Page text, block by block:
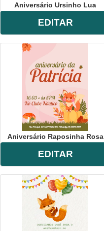
Aniversário Ursinho Lua
EDITAR
Aniversário Raposinha Rosa
EDITAR